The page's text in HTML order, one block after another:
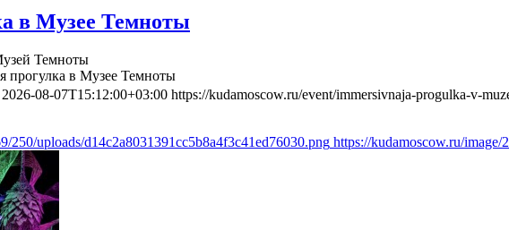
в Музее Темноты
Темноты
прогулка в Музее Темноты
2026-08-07T15:12:00+03:00 https://kudamoscow.ru/event/immersivnaja-progulka-v-
250/uploads/d14c2a8031391cc5b8a4f3c41ed76030.png https://kudamoscow.ru/image/